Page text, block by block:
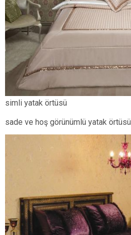
simli yatak örtüsü
sade ve hoş görünümlü yatak örtüsü